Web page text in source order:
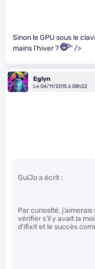
Sinon le GPU sous le
mains l’hiver ?
" />
Eglyn
Le 04/11/2015 à 08h22
GuiJo a écrit :
Par curiosité, j’aimerais
vérifier s’il y avait la
d’ifixit et le succès